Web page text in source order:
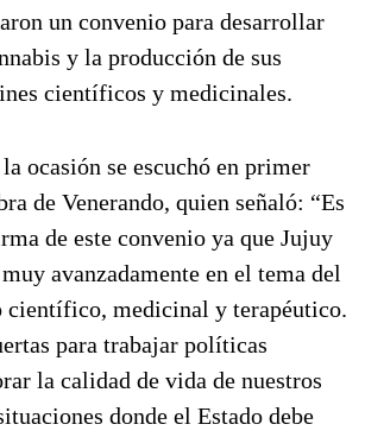
un convenio para desarrollar
y la producción de sus
científicos y medicinales.
ocasión se escuchó en primer
de Venerando, quien señaló: “Es
de este convenio ya que Jujuy
avanzadamente en el tema del
científico, medicinal y terapéutico.
para trabajar políticas
la calidad de vida de nuestros
donde el Estado debe